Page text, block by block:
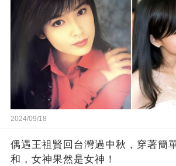
2024/09/18
偶遇王祖賢回台灣過中秋，穿著簡
和，女神果然是女神！